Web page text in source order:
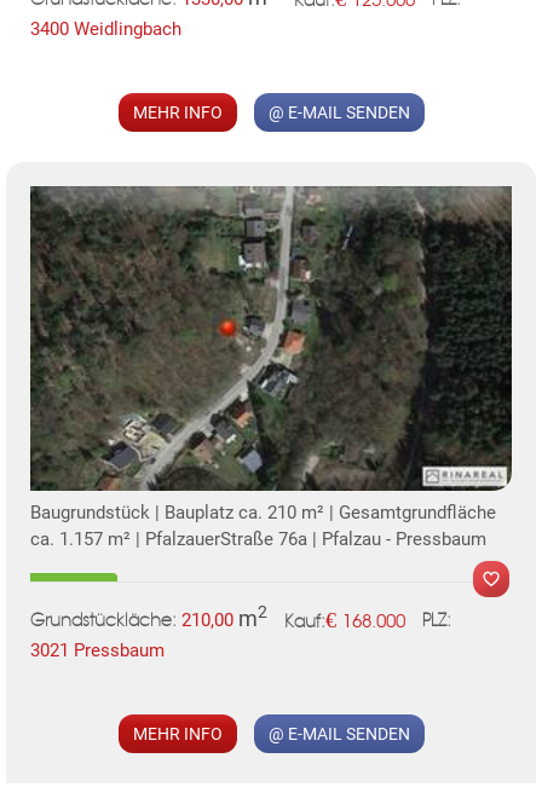
KLIS
3400 Weidlingbach
MEHR INFO @ E-MAIL SENDEN
Baugrundstück | Bauplatz ca. 210 m² | Gesamtgrundfläche
ca. 1.157 m² | PfalzauerStraße 76a | Pfalzau - Pressbaum
Grundstückläche: 210,00 m2 Kauf:€ 168.000 PLZ:
3021 Pressbaum
MEHR INFO @ E-MAIL SENDEN